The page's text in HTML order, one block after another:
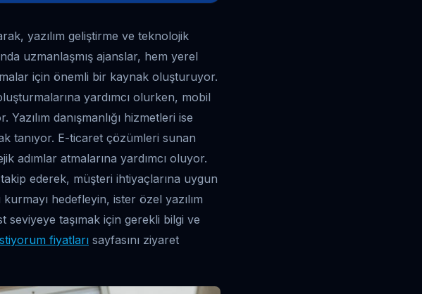
yazılım geliştirme ve teknolojik
uzmanlaşmış ajanslar, hem yerel
için önemli bir kaynak oluşturuyor.
yardımcı olurken, mobil
danışmanlığı hizmetleri ise
tanıyor. E-ticaret çözümleri sunan
adımlar atmalarına yardımcı oluyor.
ederek, müşteri ihtiyaçlarına uygun
hedefleyin, ister özel yazılım
seviyeye taşımak için gerekli bilgi ve
fiyatları sayfasını ziyaret